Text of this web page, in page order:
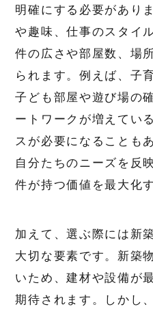
明確にする必要があり
や趣味、仕事のスタイ
件の広さや部屋数、場
られます。例えば、子
子ども部屋や遊び場の
ートワークが増えてい
スが必要になることも
自分たちのニーズを反
件が持つ価値を最大化
加えて、選ぶ際には新
大切な要素です。新築
いため、建材や設備が
期待されます。しかし